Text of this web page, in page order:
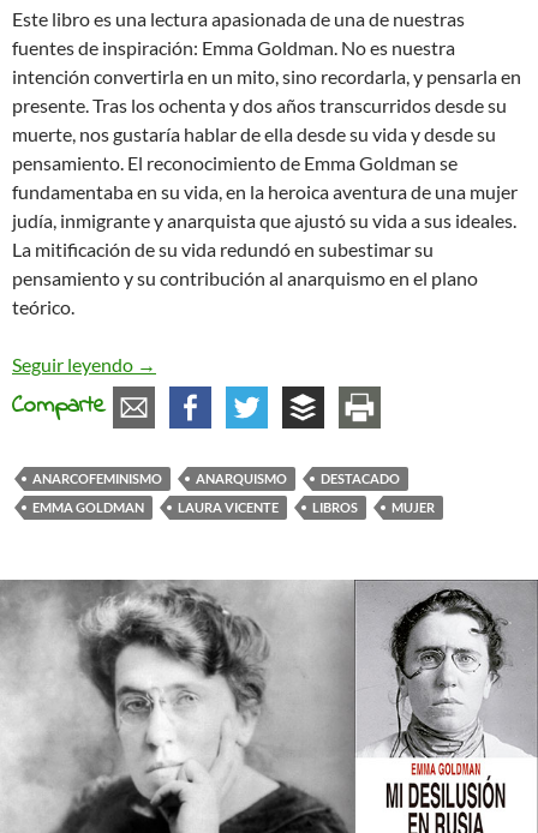
Este libro es una lectura apasionada de una de nuestras
fuentes de inspiración: Emma Goldman. No es nuestra
intención convertirla en un mito, sino recordarla, y pensarla en
presente. Tras los ochenta y dos años transcurridos desde su
muerte, nos gustaría hablar de ella desde su vida y desde su
pensamiento. El reconocimiento de Emma Goldman se
fundamentaba en su vida, en la heroica aventura de una mujer
judía, inmigrante y anarquista que ajustó su vida a sus ideales.
La mitificación de su vida redundó en subestimar su
pensamiento y su contribución al anarquismo en el plano
teórico.
Seguir leyendo EMMA GOLDMAN. LA UNIÓN APASIONADA
→
Comparte
ANARCOFEMINISMO ANARQUISMO
DESTACADO
EMMA GOLDMAN
LAURA VICENTE LIBROS MUJER